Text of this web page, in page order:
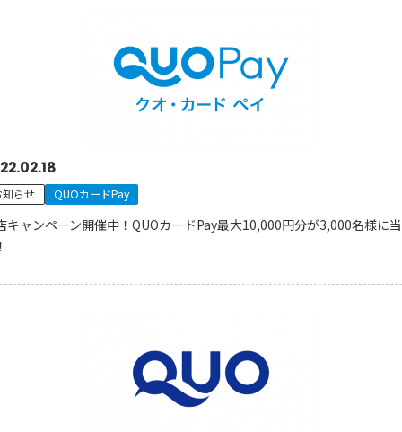
知らせ QUOカードPay
キャンペーン開催中！QUOカードPay最大10,000円分が3,000名様に